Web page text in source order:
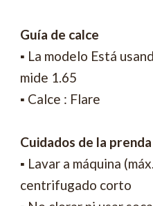
Guía de calce
▪ La modelo Está
mide 1.65
▪ Calce : Flare
Cuidados de la prenda
▪ Lavar a máquina
centrifugado corto